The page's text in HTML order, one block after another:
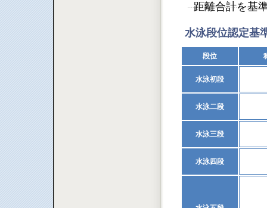
距離合計を基
水泳段位認定基
段位
水泳初段
水泳二段
水泳三段
水泳四段